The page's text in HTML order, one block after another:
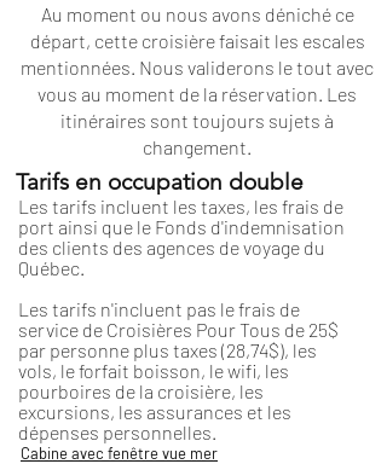
Au moment ou nous avons déniché ce
départ, cette croisière faisait les escales
mentionnées. Nous validerons le tout avec
vous au moment de la réservation. Les
itinéraires sont toujours sujets à
changement.
Tarifs en occupation double
Les tarifs incluent les taxes, les frais de
port ainsi que le Fonds d'indemnisation
des clients des agences de voyage du
Québec.
Les tarifs n'incluent pas le frais de
service de Croisières Pour Tous de 25$
par personne plus taxes (28,74$), les
vols, le forfait boisson, le wifi, les
pourboires de la croisière, les
excursions, les assurances et les
dépenses personnelles.
Cabine avec fenêtre vue mer